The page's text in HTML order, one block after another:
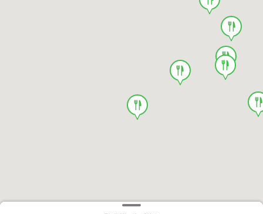
food
food
food
food
food